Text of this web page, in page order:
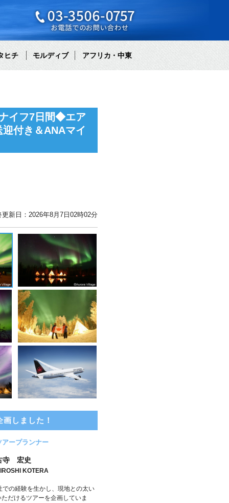
ヒチ モルディブ アフリカ・中東
イフ7日間◆エア
付き＆ANAマイ
更新日：2026年8月7日02時02分
画しました！
アープランナー
寺 宏史
KOTERA
の経験を生かし、現地との太い
だけるツアーを企画していま